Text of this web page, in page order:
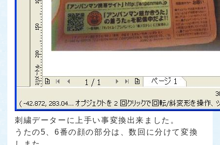
刺繍データーに上手い事変換出来ました。
うたの5、6番の顔の部分は、数回に分けて変換